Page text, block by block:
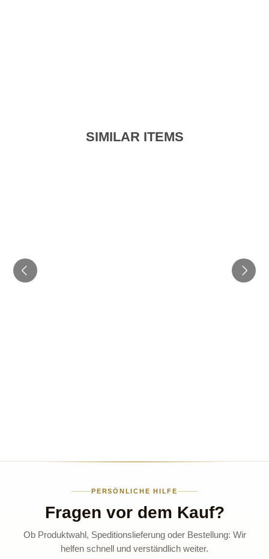
SIMILAR ITEMS
PERSÖNLICHE HILFE
Fragen vor dem Kauf?
Ob Produktwahl, Speditionslieferung oder Bestellung: Wir
helfen schnell und verständlich weiter.